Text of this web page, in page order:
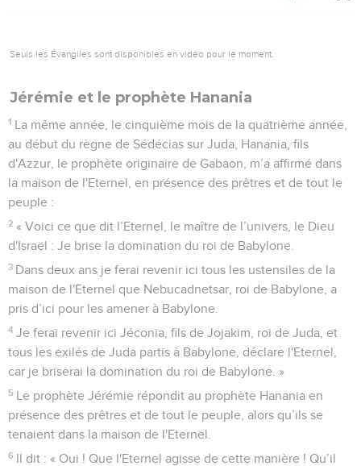
Seuls les Évangiles sont disponibles en vidéo pour le moment.
Jérémie et le prophète Hanania
1 La même année, le cinquième mois de la quatrième année,
au début du règne de Sédécias sur Juda, Hanania, fils
d'Azzur, le prophète originaire de Gabaon, m’a affirmé dans
la maison de l'Eternel, en présence des prêtres et de tout le
peuple :
2 « Voici ce que dit l’Eternel, le maître de l’univers, le Dieu
d'Israël : Je brise la domination du roi de Babylone.
3 Dans deux ans je ferai revenir ici tous les ustensiles de la
maison de l'Eternel que Nebucadnetsar, roi de Babylone, a
pris d’ici pour les amener à Babylone.
4 Je ferai revenir ici Jéconia, fils de Jojakim, roi de Juda, et
tous les exilés de Juda partis à Babylone, déclare l'Eternel,
car je briserai la domination du roi de Babylone. »
5 Le prophète Jérémie répondit au prophète Hanania en
présence des prêtres et de tout le peuple, alors qu’ils se
tenaient dans la maison de l'Eternel.
6 Il dit : « Oui ! Que l'Eternel agisse de cette manière ! Qu’il